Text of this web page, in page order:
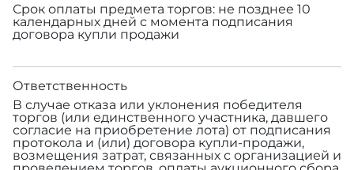
Срок оплаты предмета торгов: не позднее 10
календарных дней с момента подписания
договора купли продажи
Ответственность
В случае отказа или уклонения победителя
торгов (или единственного участника, давшего
согласие на приобретение лота) от подписания
протокола и (или) договора купли-продажи,
возмещения затрат, связанных с организацией и